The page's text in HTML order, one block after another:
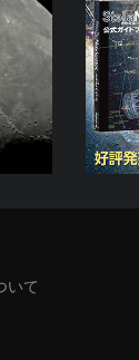
いて